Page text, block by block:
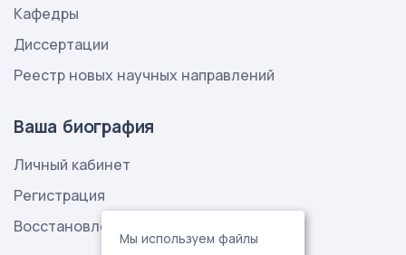
Кафедры
Диссертации
Реестр новых научных направлений
Ваша биография
Личный кабинет
Регистрация
Восстановление пароля
Мы используем файлы